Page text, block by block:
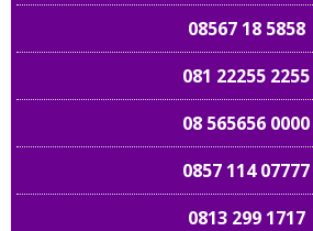
08567 18 5858
081 22255 2255
08 565656 0000
0857 114 07777
0813 299 1717